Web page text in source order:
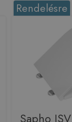
Rendelésre
Sapho